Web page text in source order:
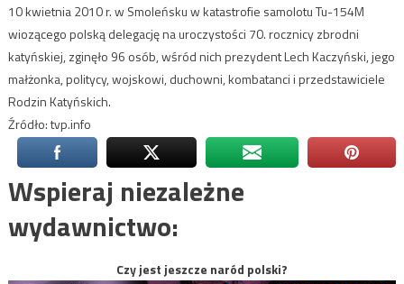
10 kwietnia 2010 r. w Smoleńsku w katastrofie samolotu Tu-154M
wiozącego polską delegację na uroczystości 70. rocznicy zbrodni
katyńskiej, zginęło 96 osób, wśród nich prezydent Lech Kaczyński, jego
małżonka, politycy, wojskowi, duchowni, kombatanci i przedstawiciele
Rodzin Katyńskich.
Źródło: tvp.info
Wspieraj niezależne
wydawnictwo:
Czy jest jeszcze naród polski?